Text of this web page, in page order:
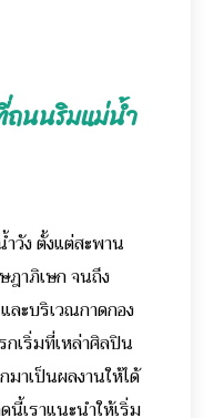
นนริมแม่น้ำ
วัง ตั้งแต่สะพาน
ฎาภิเษก จนถึง
ะบริเวณกาดกอง
เริ่มที่เหล่าศิลปิน
มาเป็นผลงานให้ได้
เราแนะนำให้เริ่ม